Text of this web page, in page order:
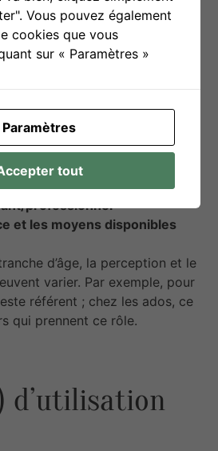
pour bien choisir son
un outil, il est
:
nombre, dynamique de
de
professionnel
et les moyens disponibles
d’âge, la perception et le
varier. Par exemple, pour
référent ; chez les ados, ce
qui prennent ce rôle.
d’utilisation
Vous pouvez également
cookies que vous
sur « Paramètres »
Paramètres
tout